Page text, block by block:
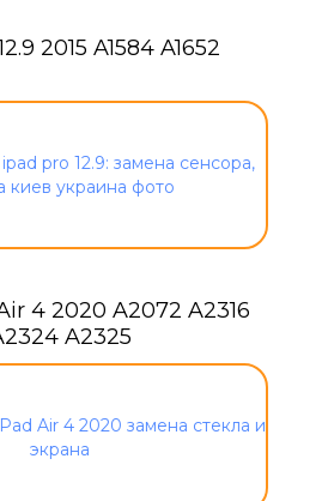
2015 A1584 A1652
4 2020 A2072 A2316
A2325